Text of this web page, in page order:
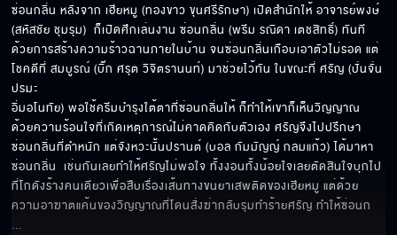
ไม่รู้ว่าชอบแค่ไหน แต่อยู่ด้วยแล้วมีความสุข
ผู้ชายต้องเป็นคนใส่ให้ไม่ใช่เหรอ
ซ่อนกลิ่น หลังจาก เฮียหมู (ทองขาว ขุนศรีรักษา) เปิดสำนักให้ อาจารย์พงษ์
(สหัสชัย ชุมรุม)  ก็เปิดศึกเล่นงาน ซ่อนกลิ่น (พรีม รณิดา เตชสิทธิ์) ทันที
ด้วยการสร้างความร้าวฉานภายในบ้าน จนซ่อนกลิ่นเกือบเอาตัวไม่รอด แต่
โชคดีที่ สมบูรณ์ (บิ๊ก ศรุต วิจิตรานนท์) มาช่วยไว้ทัน ในขณะที่ ศรัญ (ปั่นจั่น
ปรมะ
อิ่มอโนทัย) พอใช้ครีมบำรุงใต้ตาที่ซ่อนกลิ่นให้ ก็ทำให้เขาก็เห็นวิญญาณ
ด้วยความร้อนใจที่เกิดเหตุการณ์ไม่คาดคิดกับตัวเอง ศรัญจึงไปปรึกษา
ซ่อนกลิ่นที่ตำหนัก แต่จังหวะนั้นปรานต์ (บอล กัมมัญญ์ กลมแก้ว) ได้มาหา
ซ่อนกลิ่น  เช่นกันเลยทำให้ศรัญไม่พอใจ ทั้งงอนทั้งน้อยใจเลยตัดสินใจบุกไป
ที่โกดังร้างคนเดียวเพื่อสืบเรื่องเส้นทางขนยาเสพติดของเฮียหมู แต่ด้วย
ความอาฆาตแค้นของวิญญาณที่โดนสั่งฆ่ากลับรุมทำร้ายศรัญ ทำให้ซ่อนก
...